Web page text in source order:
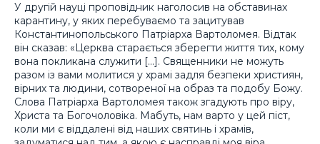
У другій науці проповідник наголосив на обставинах
карантину, у яких перебуваємо та зацитував
Константинопольського Патріарха Вартоломея. Відтак
він сказав: «Церква старається зберегти життя тих, кому
вона покликана служити […]. Священники не можуть
разом із вами молитися у храмі задля безпеки християн,
вірних та людини, сотвореної на образ та подобу Божу.
Слова Патріарха Вартоломея також згадують про віру,
Христа та Богочоловіка. Мабуть, нам варто у цей піст,
коли ми є віддалені від наших святинь і храмів,